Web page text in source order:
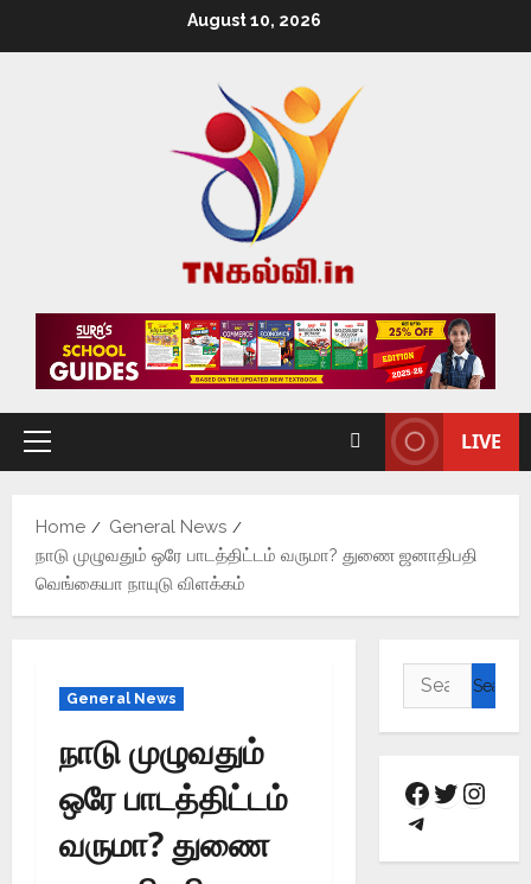
August 10, 2026
LIVE
Home
General News
நாடு முழுவதும் ஒரே பாடத்திட்டம் வருமா? துணை ஜனாதிபதி
வெங்கையா நாயுடு விளக்கம்
General News
நாடு முழுவதும்
ஒரே பாடத்திட்டம்
வருமா? துணை